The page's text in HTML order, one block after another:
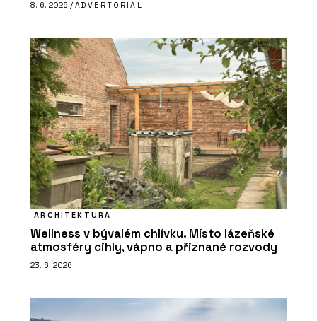
8. 6. 2026 / ADVERTORIAL
ARCHITEKTURA
Wellness v bývalém chlívku. Místo lázeňské
atmosféry cihly, vápno a přiznané rozvody
23. 6. 2026